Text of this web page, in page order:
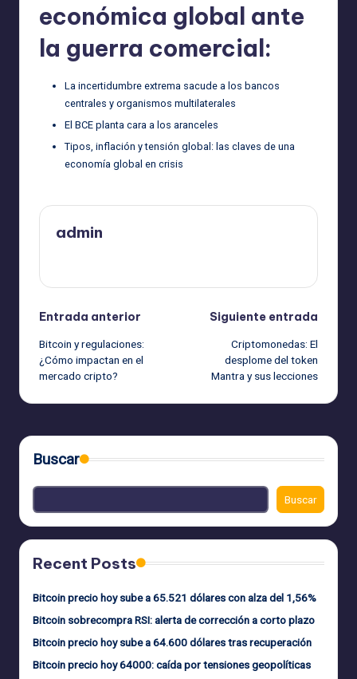
económica global ante
la guerra comercial:
La incertidumbre extrema sacude a los bancos
centrales y organismos multilaterales
El BCE planta cara a los aranceles
Tipos, inflación y tensión global: las claves de una
economía global en crisis
admin
Navegación
de
entradas
Entrada anterior
Bitcoin y regulaciones:
¿Cómo impactan en el
mercado cripto?
Siguiente entrada
Criptomonedas: El
desplome del token
Mantra y sus lecciones
Buscar
Buscar
Recent Posts
Bitcoin precio hoy sube a 65.521 dólares con alza del 1,56%
Bitcoin sobrecompra RSI: alerta de corrección a corto plazo
Bitcoin precio hoy sube a 64.600 dólares tras recuperación
Bitcoin precio hoy 64000: caída por tensiones geopolíticas